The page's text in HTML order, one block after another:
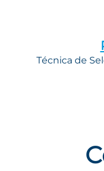
Técnica de